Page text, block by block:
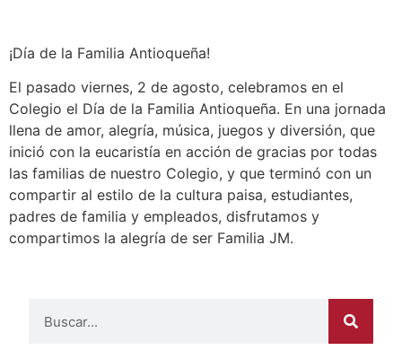
¡Día de la Familia Antioqueña!
El pasado viernes, 2 de agosto, celebramos en el
Colegio el Día de la Familia Antioqueña. En una jornada
llena de amor, alegría, música, juegos y diversión, que
inició con la eucaristía en acción de gracias por todas
las familias de nuestro Colegio, y que terminó con un
compartir al estilo de la cultura paisa, estudiantes,
padres de familia y empleados, disfrutamos y
compartimos la alegría de ser Familia JM.